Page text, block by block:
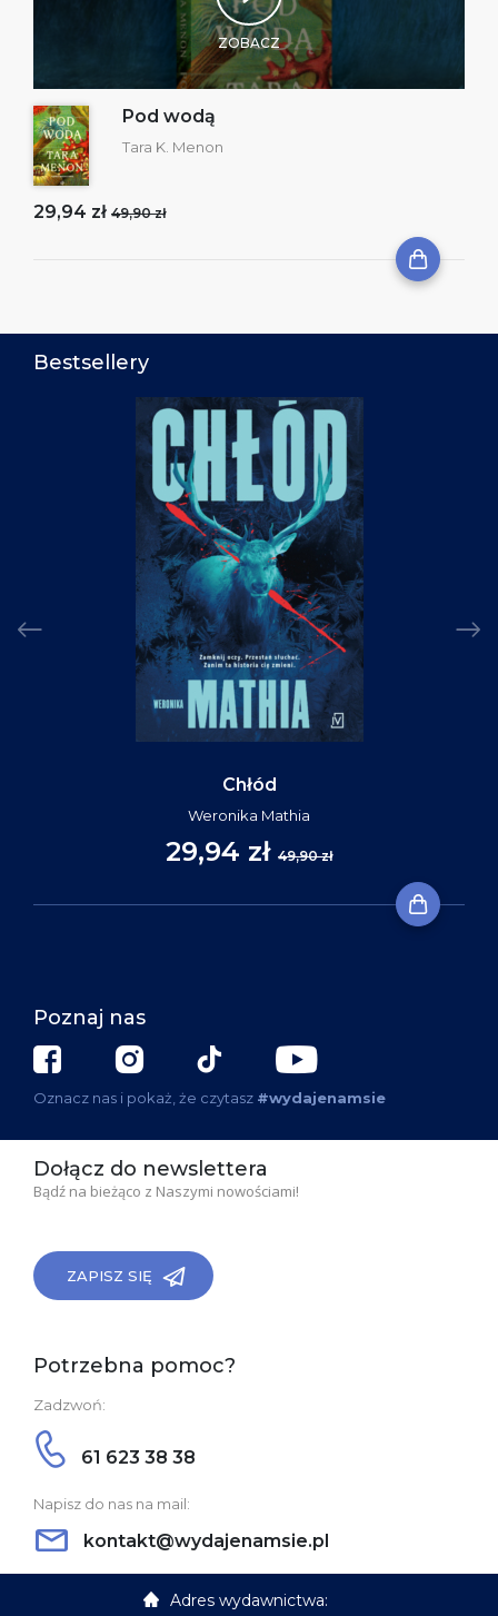
ZOBACZ
Pod wodą
Tara K. Menon
29,94 zł 49,90 zł
Bestsellery
Chłód
Weronika Mathia
29,94 zł 49,90 zł
Poznaj nas
Oznacz nas i pokaż, że czytasz #wydajenamsie
Dołącz do newslettera
Bądź na bieżąco z Naszymi nowościami!
ZAPISZ SIĘ
Potrzebna pomoc?
Zadzwoń:
61 623 38 38
Napisz do nas na mail:
kontakt@wydajenamsie.pl
Adres wydawnictwa: